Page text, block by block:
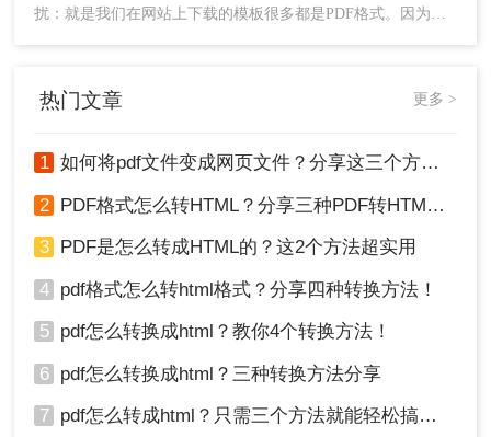
3、文件上传后点击开始转换即可。
注意：试用版有部分功能限制！
总结
方法都有其特点和适用场景，您可以根据自己的需
扰：就是我们在网站上下载的模板很多都是PDF格式。因为
格式从而方便编辑呢？今天分享二个pdf怎么转换成html的方法
热门文章 更多 >
1 如何将pdf文件变成网页文件？分享这三个方法给大家！
2 PDF格式怎么转HTML？分享三种PDF转HTML的方法
3 PDF是怎么转成HTML的？这2个方法超实用
4 pdf格式怎么转html格式？分享四种转换方法！
5 pdf怎么转换成html？教你4个转换方法！
6 pdf怎么转换成html？三种转换方法分享
7 pdf怎么转成html？只需三个方法就能轻松搞定！